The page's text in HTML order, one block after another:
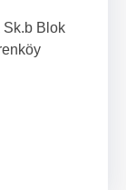
Sk.b Blok